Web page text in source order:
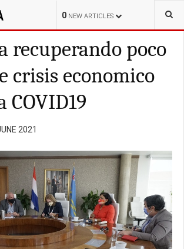
0 NEW ARTICLES
recuperando poco
crisis economico
COVID19
2021